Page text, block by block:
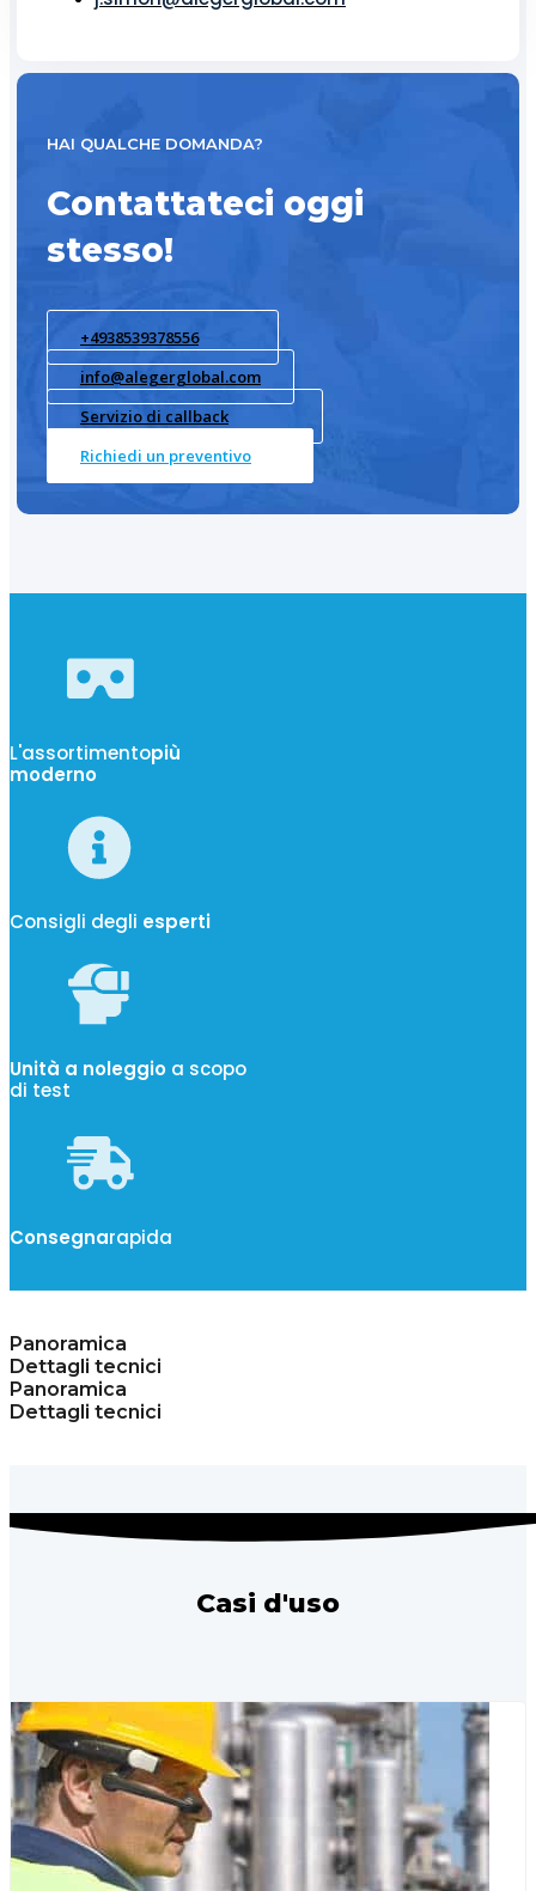
HAI QUALCHE DOMANDA?
Contattateci oggi
stesso!
+4938539378556
info@alegerglobal.com
Servizio di callback
Richiedi un preventivo
L'assortimentopiù
moderno
Consigli degli esperti
Unità a noleggio a scopo
di test
Consegnarapida
Panoramica
Dettagli tecnici
Panoramica
Dettagli tecnici
Casi d'uso